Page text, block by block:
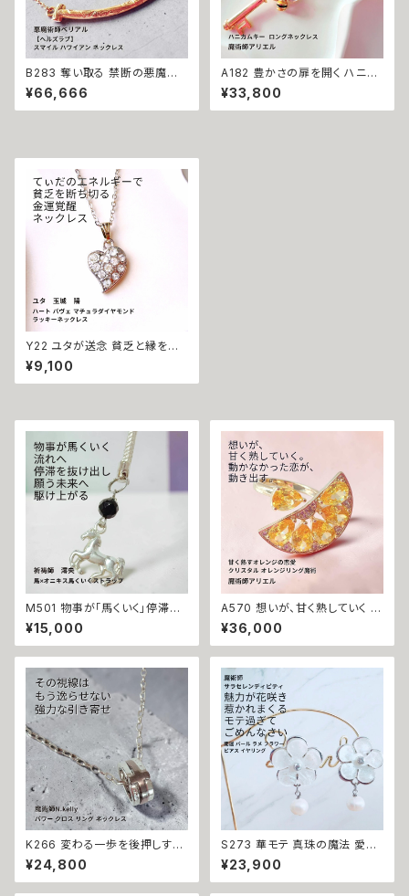
B283 奪い取る 禁断の悪魔術
恋の勝者になれる 縁切り【ヘル
ズラブ】スマイル ハワイアン ネ
ックレス ステンレス 悪魔術師
ト 強力 排除 略奪愛 成就
¥66,666
A182 豊かさの扉を開く ハニカ
ムキー 太陽開花の仕事運・生業
守護 才能開花 ロングネックレ
ス 魔術師アリエル 魔術 金運 仕
¥33,800
Y22 ユタが送念 貧乏と縁を切
る てぃだの金想 太陽の守護 ハ
ート パヴェ マチュラダイヤモン
ド ラッキーネックレス お守り 金
ーサー ネイチャーパワー 念 運
気
¥9,100
M501 物事が「馬くいく」停滞を
打ち破り勝運を呼び込む 馬 オ
ニキス シルバー ストラップ キー
ホルダー 祈祷師 澪央（みお）手
魔除け 占い 開運 運気上昇 成
功 出世 お守り 御守り おまじな
い 叶う 願望成就
¥15,000
A570 想いが、甘く熟していく オ
レンジの恋愛魔術で恋愛成就
スワロフスキークリスタル オレ
ンジリング 指輪 魔術師 アリエ
運 願いが叶う 片想い 愛され 溺
愛 魅力 モテ 恋愛成就 魔術 お
まじない 白魔術
¥36,000
K266 変わる一歩を後押しする
【強力な引き寄せ】アフロディテ
の神秘パワー クロス リング ネ
ックレス｜復縁・片思い成就 N.
¥24,800
S273 華モテ 真珠の魔法 愛さ
れ上手な人気者へ 開運 パール
ラメ フラワー ピアス イヤリング
ウィッカの３つの魔法 花 人気 モ
¥23,900